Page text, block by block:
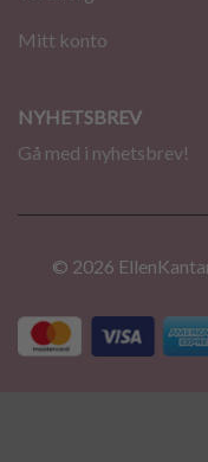
Mitt konto
NYHETSBREV
Gå med i nyhetsbrev!
© 2026